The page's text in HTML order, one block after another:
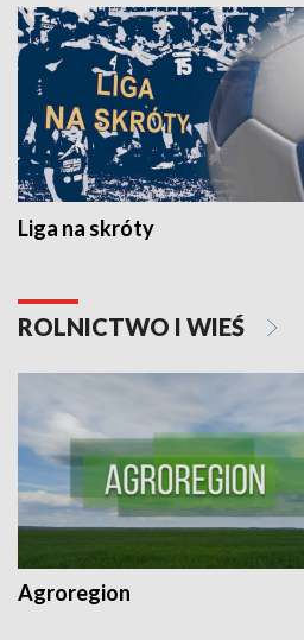
Liga na skróty
ROLNICTWO I WIEŚ
Agroregion